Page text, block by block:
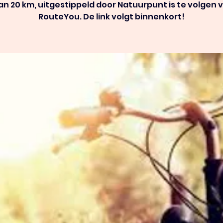
20 km, uitgestippeld door Natuurpunt is te volgen
RouteYou. De link volgt binnenkort!